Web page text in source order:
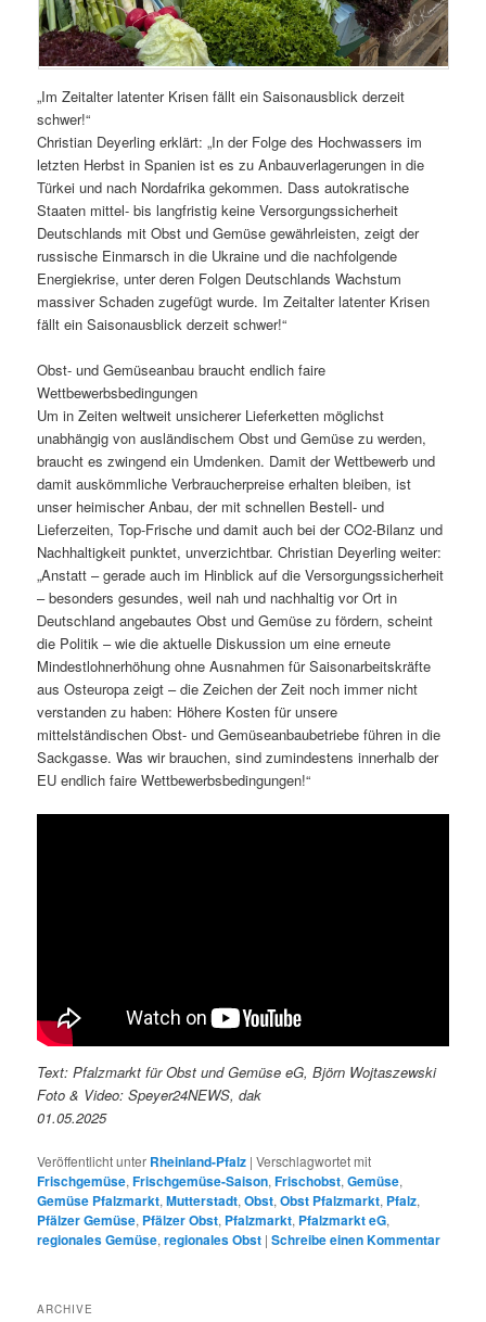
„Im Zeitalter latenter Krisen fällt ein Saisonausblick derzeit
schwer!“
Christian Deyerling erklärt: „In der Folge des Hochwassers im
letzten Herbst in Spanien ist es zu Anbauverlagerungen in die
Türkei und nach Nordafrika gekommen. Dass autokratische
Staaten mittel- bis langfristig keine Versorgungssicherheit
Deutschlands mit Obst und Gemüse gewährleisten, zeigt der
russische Einmarsch in die Ukraine und die nachfolgende
Energiekrise, unter deren Folgen Deutschlands Wachstum
massiver Schaden zugefügt wurde. Im Zeitalter latenter Krisen
fällt ein Saisonausblick derzeit schwer!“
Obst- und Gemüseanbau braucht endlich faire
Wettbewerbsbedingungen
Um in Zeiten weltweit unsicherer Lieferketten möglichst
unabhängig von ausländischem Obst und Gemüse zu werden,
braucht es zwingend ein Umdenken. Damit der Wettbewerb und
damit auskömmliche Verbraucherpreise erhalten bleiben, ist
unser heimischer Anbau, der mit schnellen Bestell- und
Lieferzeiten, Top-Frische und damit auch bei der CO2-Bilanz und
Nachhaltigkeit punktet, unverzichtbar. Christian Deyerling weiter:
„Anstatt – gerade auch im Hinblick auf die Versorgungssicherheit
– besonders gesundes, weil nah und nachhaltig vor Ort in
Deutschland angebautes Obst und Gemüse zu fördern, scheint
die Politik – wie die aktuelle Diskussion um eine erneute
Mindestlohnerhöhung ohne Ausnahmen für Saisonarbeitskräfte
aus Osteuropa zeigt – die Zeichen der Zeit noch immer nicht
verstanden zu haben: Höhere Kosten für unsere
mittelständischen Obst- und Gemüseanbaubetriebe führen in die
Sackgasse. Was wir brauchen, sind zumindestens innerhalb der
EU endlich faire Wettbewerbsbedingungen!“
Text: Pfalzmarkt für Obst und Gemüse eG, Björn Wojtaszewski
Foto & Video: Speyer24NEWS, dak
01.05.2025
Veröffentlicht unter Rheinland-Pfalz |Verschlagwortet mit
Frischgemüse,Frischgemüse-Saison,Frischobst,Gemüse,
Gemüse Pfalzmarkt,Mutterstadt,Obst,Obst Pfalzmarkt, Pfalz,
Pfälzer Gemüse, Pfälzer Obst, Pfalzmarkt, Pfalzmarkt eG,
regionales Gemüse,regionales Obst |Schreibe einen Kommentar
ARCHIVE